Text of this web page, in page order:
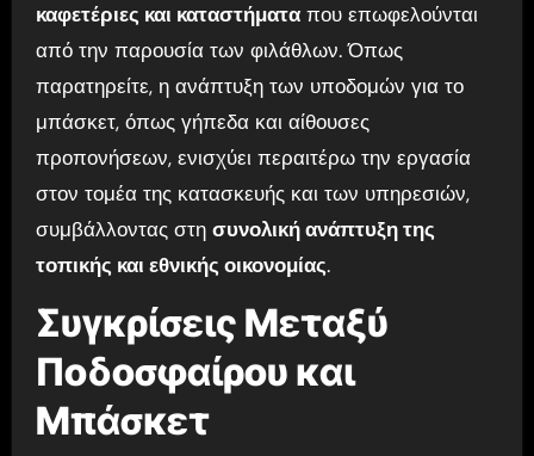
καφετέριες και καταστήματαπου επωφελούνται
από την παρουσία των φιλάθλων. Όπως
παρατηρείτε, η ανάπτυξη των υποδομών για το
μπάσκετ, όπως γήπεδα και αίθουσες
προπονήσεων, ενισχύει περαιτέρω την εργασία
στον τομέα της κατασκευής και των υπηρεσιών,
συμβάλλοντας στη συνολική ανάπτυξη της
τοπικής και εθνικής οικονομίας.
Συγκρίσεις Μεταξύ
Ποδοσφαίρου και
Μπάσκετ